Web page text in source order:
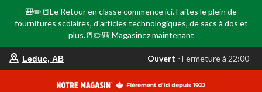
🎒✏️📒Le Retour en classe commence ici. Faites le plein de
fournitures scolaires, d'articles technologiques, de sacs à dos et
plus.📒✏️🎒 Magasinez maintenant
votre
est
Leduc, AB Ouvert ⋅ Fermeture à 22:00